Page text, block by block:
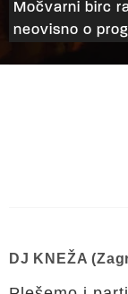
Močvarni birc
neovisno o
DJ KNEŽA